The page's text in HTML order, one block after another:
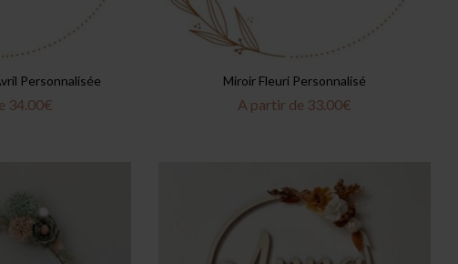
Personnalisée
34.00€
Miroir Fleuri Personnalisé
A partir de 33.00€